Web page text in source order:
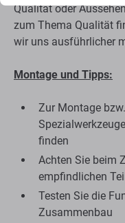
Qualität oder
zum Thema Qualität
wir uns ausführlicher
Montage und Tipps:
Zur Montage
finden
Achten Sie beim
empfindlichen
Testen Sie die
Zusammenbau